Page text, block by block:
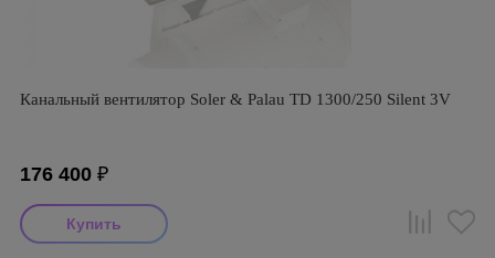
Канальный вентилятор Soler & Palau TD 1300/250 Silent 3V
176 400 ₽